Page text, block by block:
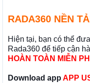
RADA360 NỀN
Hiện tại, bạn có thể
Rada360 để tiếp cận
HOÀN TOÀN MIỄN
Download app APP